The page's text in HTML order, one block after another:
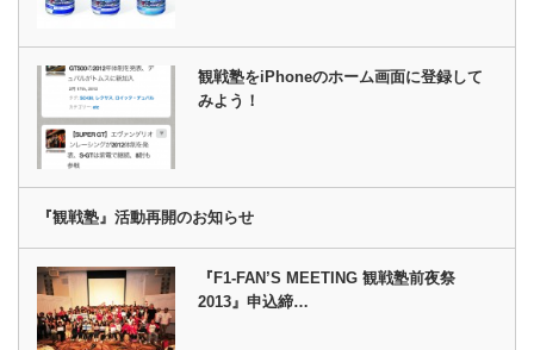
観戦塾をiPhoneのホーム画面に登録して
みよう！
『観戦塾』活動再開のお知らせ
『F1-FAN’S MEETING 観戦塾前夜祭
2013』申込締…